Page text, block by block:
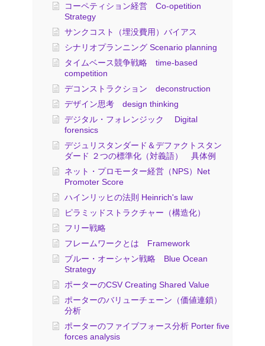
コーペティション経営 Co-opetition
Strategy
サンクコスト（埋没費用）バイアス
シナリオプランニング Scenario planning
タイムベース競争戦略 time-based
competition
デコンストラクション deconstruction
デザイン思考 design thinking
デジタル・フォレンジック Digital
forensics
デジュリスタンダード＆デファクトスタン
ダード ２つの標準化（対義語） 具体例
ネット・プロモーター経営（NPS）Net
Promoter Score
ハインリッヒの法則 Heinrich's law
ピラミッドストラクチャー（構造化）
フリー戦略
フレームワークとは Framework
ブルー・オーシャン戦略 Blue Ocean
Strategy
ポーターのCSV Creating Shared Value
ポーターのバリューチェーン（価値連鎖）
分析
ポーターのファイブフォース分析 Porter five
forces analysis